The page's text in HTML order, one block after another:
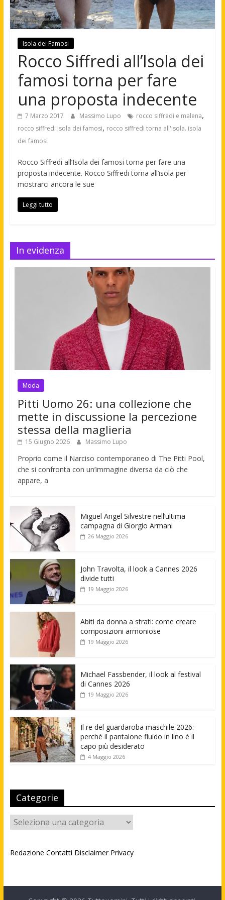
Isola dei Famosi
Rocco Siffredi all’Isola dei
famosi torna per fare
una proposta indecente
7 Marzo 2017 Massimo Lupo rocco siffredi e malena,
rocco siffredi isola dei famosi, rocco siffredi torna all'isola. isola
dei famosi
Rocco Siffredi all’Isola dei famosi torna per fare una
proposta indecente. Rocco Siffredi torna all’isola per
mostrarci ancora le sue
Leggi tutto
In evidenza
Moda
Pitti Uomo 26: una collezione che
mette in discussione la percezione
stessa della maglieria
15 Giugno 2026 Massimo Lupo
Proprio come il Narciso contemporaneo di The Pitti Pool,
che si confronta con un’immagine diversa da ciò che
appare, a
Miguel Angel Silvestre nell’ultima
campagna di Giorgio Armani
26 Maggio 2026
John Travolta, il look a Cannes 2026
divide tutti
19 Maggio 2026
Abiti da donna a strati: come creare
composizioni armoniose
19 Maggio 2026
Michael Fassbender, il look al festival
di Cannes 2026
19 Maggio 2026
Il re del guardaroba maschile 2026:
perché il pantalone fluido in lino è il
capo più desiderato
4 Maggio 2026
Categorie
Categorie
Redazione Contatti Disclaimer Privacy